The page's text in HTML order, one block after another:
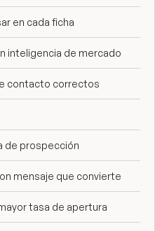
en cada ficha
inteligencia de mercado
contacto correctos
de prospección
mensaje que convierte
tasa de apertura